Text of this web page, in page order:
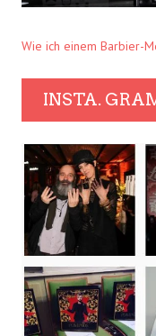
Wie ich einem Barbier-
INSTA.